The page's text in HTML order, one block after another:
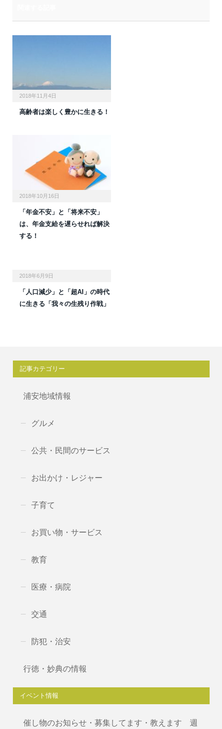
2018年11月4日
高齢者は楽しく豊かに生きる！
2018年10月16日
「年金不安」と「将来不安」
は、年金支給を遅らせれば解決
する！
2018年6月9日
「人口減少」と「超AI」の時代
に生きる「我々の生残り作戦」
記事カテゴリー
浦安地域情報
グルメ
公共・民間のサービス
お出かけ・レジャー
子育て
お買い物・サービス
教育
医療・病院
交通
防犯・治安
行徳・妙典の情報
イベント情報
催し物のお知らせ・募集してます・教えます 週